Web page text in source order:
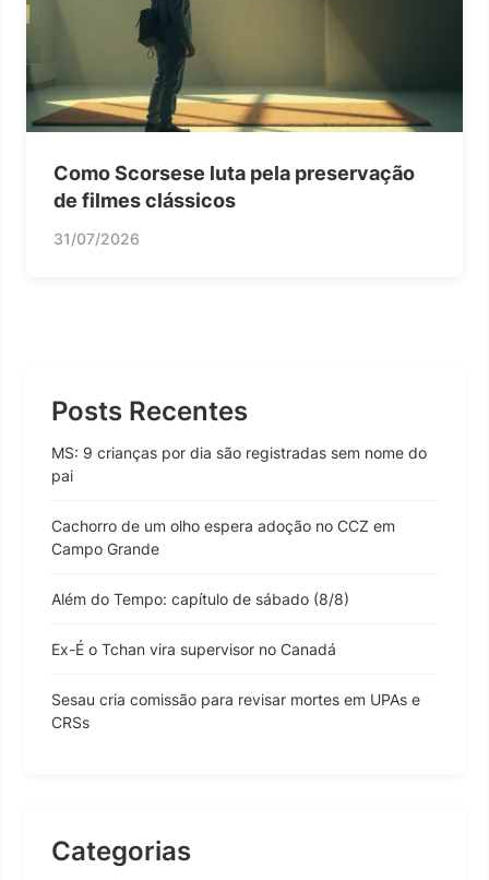
Como Scorsese luta pela preservação
de filmes clássicos
31/07/2026
Posts Recentes
MS: 9 crianças por dia são registradas sem nome do
pai
Cachorro de um olho espera adoção no CCZ em
Campo Grande
Além do Tempo: capítulo de sábado (8/8)
Ex-É o Tchan vira supervisor no Canadá
Sesau cria comissão para revisar mortes em UPAs e
CRSs
Categorias